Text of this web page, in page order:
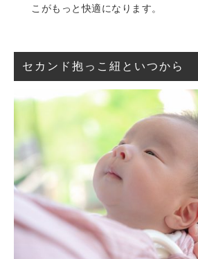
こがもっと快適になります。
セカンド抱っこ紐といつから